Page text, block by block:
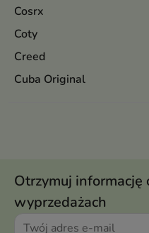
Cosrx
Coty
Creed
Cuba Original
Otrzymuj informację
wyprzedażach